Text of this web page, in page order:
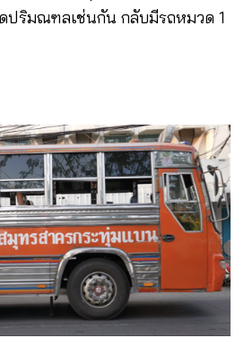
ริมณฑลเช่นกัน กลับมีรถหมวด 1